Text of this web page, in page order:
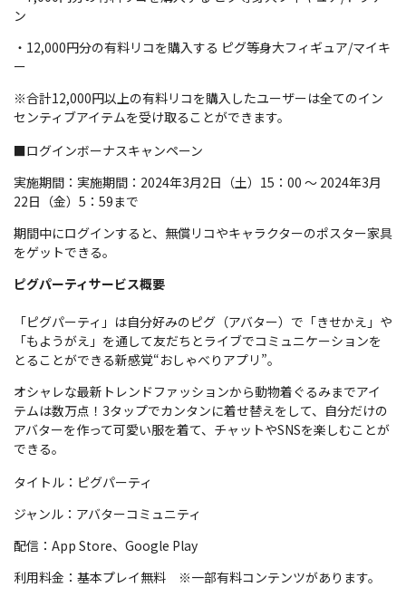
ン
・12,000円分の有料リコを購入する ピグ等身大フィギュア/マイキ
ー
※合計12,000円以上の有料リコを購入したユーザーは全てのイン
センティブアイテムを受け取ることができます。
■ログインボーナスキャンペーン
実施期間：実施期間：2024年3月2日（土）15：00 ～ 2024年3月
22日（金）5：59まで
期間中にログインすると、無償リコやキャラクターのポスター家具
をゲットできる。
ピグパーティサービス概要
「ピグパーティ」は自分好みのピグ（アバター）で「きせかえ」や
「もようがえ」を通して友だちとライブでコミュニケーションを
とることができる新感覚“おしゃべりアプリ”。
オシャレな最新トレンドファッションから動物着ぐるみまでアイ
テムは数万点！3タップでカンタンに着せ替えをして、自分だけの
アバターを作って可愛い服を着て、チャットやSNSを楽しむことが
できる。
タイトル：ピグパーティ
ジャンル：アバターコミュニティ
配信：App Store、Google Play
利用料金：基本プレイ無料 ※一部有料コンテンツがあります。